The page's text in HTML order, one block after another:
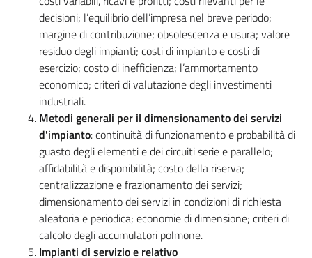
decisioni; l’equilibrio dell’impresa nel breve periodo;
margine di contribuzione; obsolescenza e usura; valore
residuo degli impianti; costi di impianto e costi di
esercizio; costo di inefficienza; l’ammortamento
economico; criteri di valutazione degli investimenti
industriali.
Metodi generali per il dimensionamento dei servizi
d'impianto: continuità di funzionamento e probabilità di
guasto degli elementi e dei circuiti serie e parallelo;
affidabilità e disponibilità; costo della riserva;
centralizzazione e frazionamento dei servizi;
dimensionamento dei servizi in condizioni di richiesta
aleatoria e periodica; economie di dimensione; criteri di
calcolo degli accumulatori polmone.
Impianti di servizio e relativo